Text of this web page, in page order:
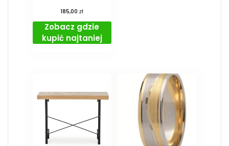
185,00zł
Zobacz gdzie
kupić najtaniej